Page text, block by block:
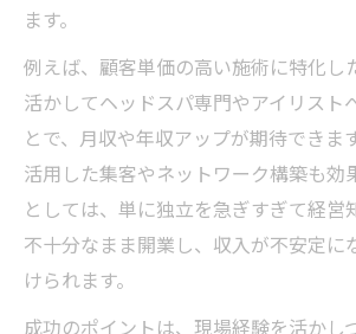
ます。
例えば、顧客単価の高い施術に特化し
活かしてヘッドスパ専門やアイリスト
とで、月収や年収アップが期待できま
活用した集客やネットワーク構築も効
としては、単に独立を急ぎすぎて経営
不十分なまま開業し、収入が不安定に
けられます。
成功のポイントは、現場経験を活かし